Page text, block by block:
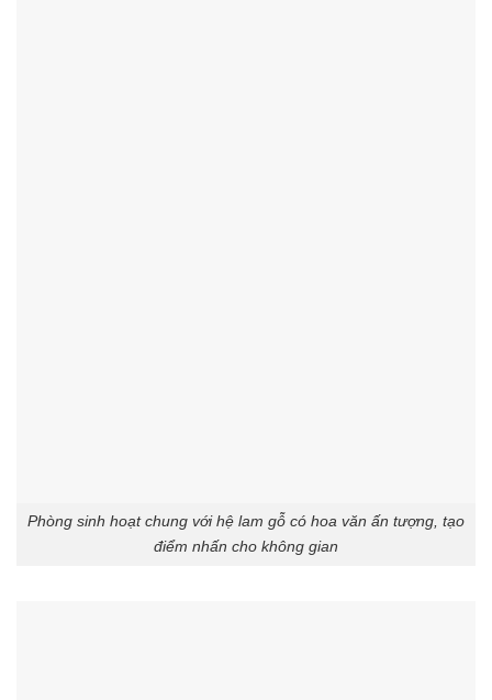
Phòng sinh hoạt chung với hệ lam gỗ có hoa văn ấn tượng, tạo
điểm nhấn cho không gian